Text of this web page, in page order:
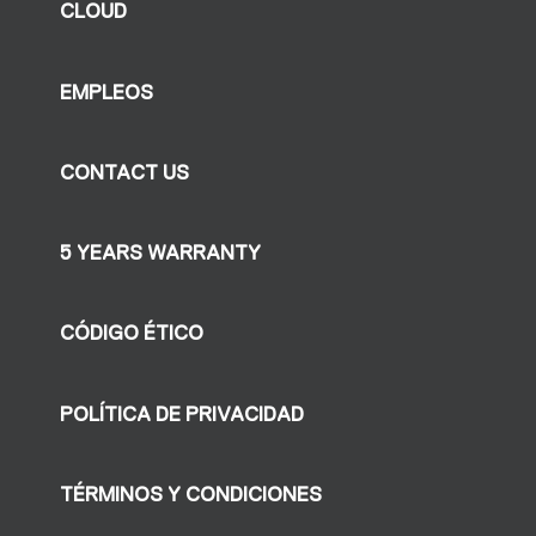
CLOUD
EMPLEOS
CONTACT US
5 YEARS WARRANTY
CÓDIGO ÉTICO
POLÍTICA DE PRIVACIDAD
TÉRMINOS Y CONDICIONES